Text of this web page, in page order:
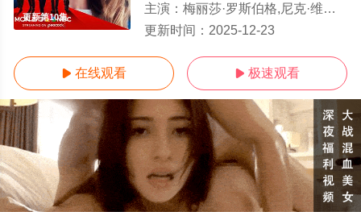
更新第10集
主演： 梅丽莎·罗斯伯格,尼克·维切斯勒,帕特里克·萨邦圭,乔什·,麦肯锡,萨拉·加西亚,扎布丽娜·格瓦拉
更新时间： 2025-12-23
 在线观看  极速观看